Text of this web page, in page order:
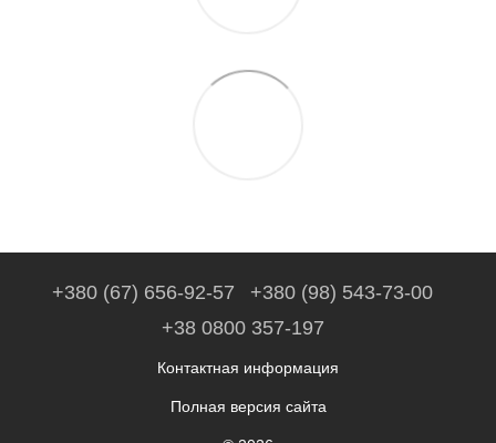
+380 (67) 656-92-57
+380 (98) 543-73-00
+38 0800 357-197
Контактная информация
Полная версия сайта